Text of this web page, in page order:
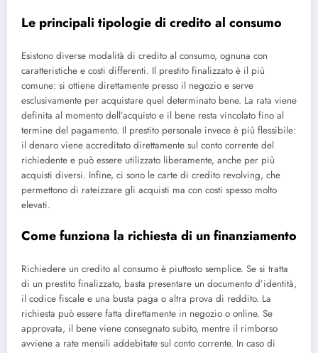
Le principali tipologie di credito al consumo
Esistono diverse modalità di credito al consumo, ognuna con
caratteristiche e costi differenti. Il prestito finalizzato è il più
comune: si ottiene direttamente presso il negozio e serve
esclusivamente per acquistare quel determinato bene. La rata viene
definita al momento dell’acquisto e il bene resta vincolato fino al
termine del pagamento. Il prestito personale invece è più flessibile:
il denaro viene accreditato direttamente sul conto corrente del
richiedente e può essere utilizzato liberamente, anche per più
acquisti diversi. Infine, ci sono le carte di credito revolving, che
permettono di rateizzare gli acquisti ma con costi spesso molto
elevati.
Come funziona la richiesta di un finanziamento
Richiedere un credito al consumo è piuttosto semplice. Se si tratta
di un prestito finalizzato, basta presentare un documento d’identità,
il codice fiscale e una busta paga o altra prova di reddito. La
richiesta può essere fatta direttamente in negozio o online. Se
approvata, il bene viene consegnato subito, mentre il rimborso
avviene a rate mensili addebitate sul conto corrente. In caso di